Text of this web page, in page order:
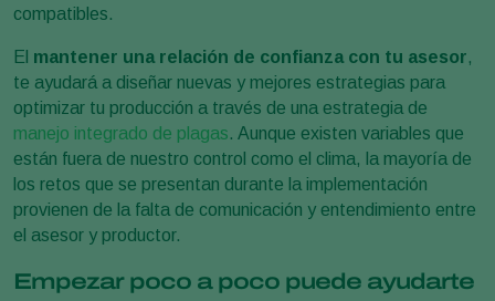
compatibles.
El mantener una relación de confianza con tu asesor,
te ayudará a diseñar nuevas y mejores estrategias para
optimizar tu producción a través de una estrategia de
manejo integrado de plagas. Aunque existen variables que
están fuera de nuestro control como el clima, la mayoría de
los retos que se presentan durante la implementación
provienen de la falta de comunicación y entendimiento entre
el asesor y productor.
Empezar poco a poco puede ayudarte